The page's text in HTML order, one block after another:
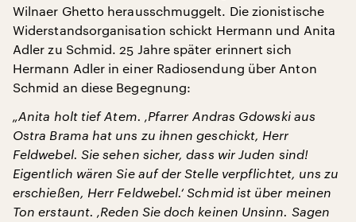
Wilnaer Ghetto herausschmuggelt. Die zionistische
Widerstandsorganisation schickt Hermann und Anita
Adler zu Schmid. 25 Jahre später erinnert sich
Hermann Adler in einer Radiosendung über Anton
Schmid an diese Begegnung:
„Anita holt tief Atem. ‚Pfarrer Andras Gdowski aus
Ostra Brama hat uns zu ihnen geschickt, Herr
Feldwebel. Sie sehen sicher, dass wir Juden sind!
Eigentlich wären Sie auf der Stelle verpflichtet, uns zu
erschießen, Herr Feldwebel.‘ Schmid ist über meinen
Ton erstaunt. ‚Reden Sie doch keinen Unsinn. Sagen